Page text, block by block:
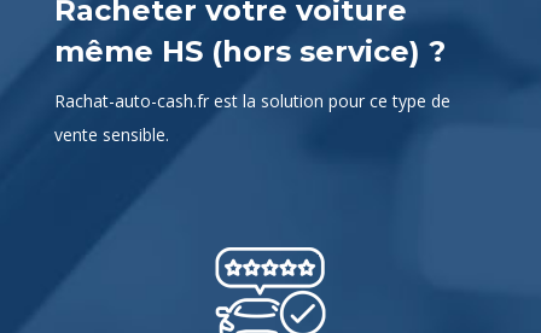
vente sensible.
UNE ESTIMATION FIABLE ET RAPIDE